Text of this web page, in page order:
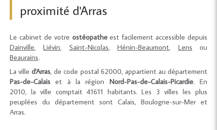
proximité d'Arras
Le cabinet de votre ostéopatheest facilement accessible depuis
Dainville,Liévin, Saint-Nicolas,Hénin-Beaumont, Lens ou
Beaurains.
La ville d'Arras, de code postal 62000, appartient au département
Pas-de-Calais et à la région Nord-Pas-de-Calais-Picardie. En
2010, la ville comptait 41611 habitants. Les 3 villes les plus
peuplées du département sont Calais, Boulogne-sur-Mer et
Arras.